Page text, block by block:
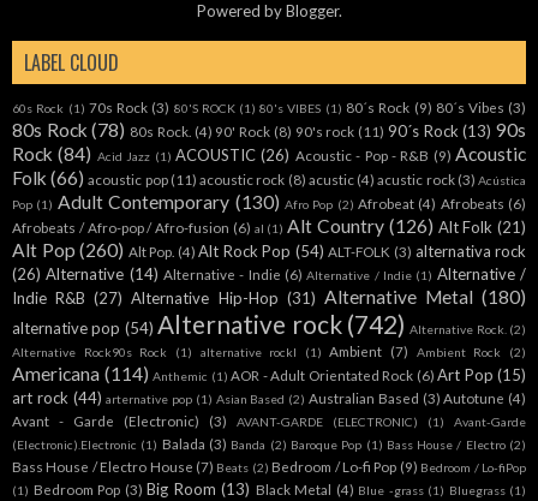
Powered byBlogger.
LABEL CLOUD
60s Rock (1) 70s Rock (3) 80'S ROCK (1) 80's VIBES (1) 80´s Rock (9) 80´s Vibes (3)
80s Rock (78) 80s Rock. (4) 90' Rock (8) 90's rock (11) 90´s Rock (13) 90s
Rock (84) Acid Jazz (1) ACOUSTIC (26) Acoustic - Pop - R&B (9) Acoustic
Folk (66) acoustic pop (11) acoustic rock (8) acustic (4) acustic rock (3) Acústica
Pop (1) Adult Contemporary (130) Afro Pop (2) Afrobeat (4) Afrobeats (6)
Afrobeats / Afro-pop / Afro-fusion (6) al (1) Alt Country (126) Alt Folk (21)
Alt Pop (260) Alt Pop. (4) Alt Rock Pop (54) ALT-FOLK (3) alternativa rock
(26) Alternative (14) Alternative - Indie (6) Alternative / Indie (1) Alternative /
Indie R&B (27) Alternative Hip-Hop (31) Alternative Metal (180)
alternative pop (54) Alternative rock (742) Alternative Rock. (2)
Alternative Rock90s Rock
(1) alternative rockl (1) Ambient (7) Ambient Rock (2)
Americana (114) Anthemic (1) AOR - Adult Orientated Rock (6) Art Pop (15)
art rock (44) arternative pop (1) Asian Based (2) Australian Based (3) Autotune (4)
Avant - Garde (Electronic)
(3) AVANT-GARDE (ELECTRONIC) (1)
Avant-Garde
(Electronic).Electronic (1) Balada (3) Banda (2) Baroque Pop (1) Bass House / Electro (2)
Bass House / Electro House (7) Beats (2) Bedroom / Lo-fi Pop (9) Bedroom / Lo-fiPop
(1) Bedroom Pop (3) Big Room (13) Black Metal (4) Blue -grass (1) Bluegrass (1)